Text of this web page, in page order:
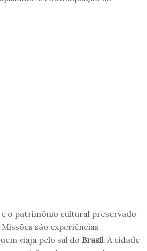
o patrimônio cultural preservado
são experiências
viaja pelo sul do Brasil. A cidade